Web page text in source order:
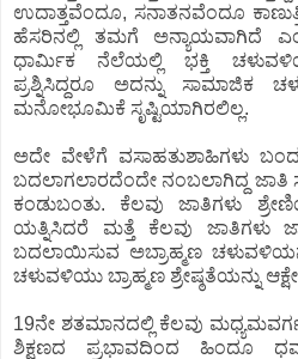
ಉದಾತ್ತವೆಂದೂ, ಸನಾತನವೆಂದೂ
ಹೆಸರಿನಲ್ಲಿ ತಮಗೆ ಅನ್ಯಾಯವಾಗಿದೆ
ಧಾರ್ಮಿಕ ನೆಲೆಯಲ್ಲಿ ಭಕ್ತಿ
ಪ್ರಶ್ನಿಸಿದ್ದರೂ ಅದನ್ನು ಸಾಮಾಜಿಕ
ಮನೋಭೂಮಿಕೆ ಸೃಷ್ಟಿಯಾಗಿರಲಿಲ್ಲ.
ಅದೇ ವೇಳೆಗೆ ವಸಾಹತುಶಾಹಿಗಳು
ಬದಲಾಗಲಾರದೆಂದೇ ನಂಬಲಾಗಿದ್ದ
ಕಂಡುಬಂತು. ಕೆಲವು ಜಾತಿಗಳು
ಯತ್ನಿಸಿದರೆ ಮತ್ತೆ ಕೆಲವು ಜಾತಿಗಳು
ಬದಲಾಯಿಸುವ ಅಬ್ರಾಹ್ಮಣ
ಚಳುವಳಿಯು ಬ್ರಾಹ್ಮಣ ಶ್ರೇಷ್ಠತೆಯನ್ನು
19ನೇ ಶತಮಾನದಲ್ಲಿ ಕೆಲವು
ಶಿಕ್ಷಣದ ಪ್ರಭಾವದಿಂದ ಹಿಂದೂ